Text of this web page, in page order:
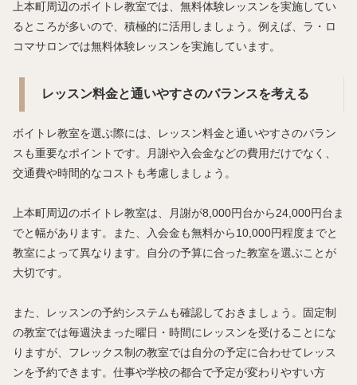
上本町周辺のボイトレ教室では、無料体験レッスンを実施してい
るところが多いので、積極的に活用しましょう。例えば、ラ・ロ
コマサロンでは無料体験レッスンを実施しています。
レッスン料金と通いやすさのバランスを考える
ボイトレ教室を選ぶ際には、レッスン料金と通いやすさのバラン
スも重要なポイントです。月謝や入会金などの費用だけでなく、
交通費や時間的なコストも考慮しましょう。
上本町周辺のボイトレ教室は、月謝が8,000円台から24,000円台ま
でと幅があります。また、入会金も無料から10,000円程度までと
教室によって異なります。自分の予算に合った教室を選ぶことが
大切です。
また、レッスンの予約システムも確認しておきましょう。固定制
の教室では毎週決まった曜日・時間にレッスンを受けることにな
りますが、フレックス制の教室では自分の予定に合わせてレッス
ンを予約できます。仕事や学校の都合で予定が変わりやすい方